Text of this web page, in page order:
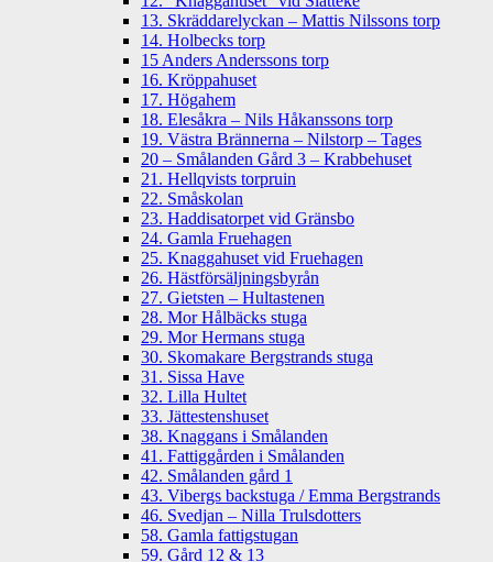
13. Skräddarelyckan – Mattis Nilssons torp
14. Holbecks torp
15 Anders Anderssons torp
16. Kröppahuset
17. Högahem
18. Elesåkra – Nils Håkanssons torp
19. Västra Brännerna – Nilstorp – Tages
20 – Smålanden Gård 3 – Krabbehuset
21. Hellqvists torpruin
22. Småskolan
23. Haddisatorpet vid Gränsbo
24. Gamla Fruehagen
25. Knaggahuset vid Fruehagen
26. Hästförsäljningsbyrån
27. Gietsten – Hultastenen
28. Mor Hålbäcks stuga
29. Mor Hermans stuga
30. Skomakare Bergstrands stuga
31. Sissa Have
32. Lilla Hultet
33. Jättestenshuset
38. Knaggans i Smålanden
41. Fattiggården i Smålanden
42. Smålanden gård 1
43. Vibergs backstuga / Emma Bergstrands
46. Svedjan – Nilla Trulsdotters
58. Gamla fattigstugan
59. Gård 12 & 13